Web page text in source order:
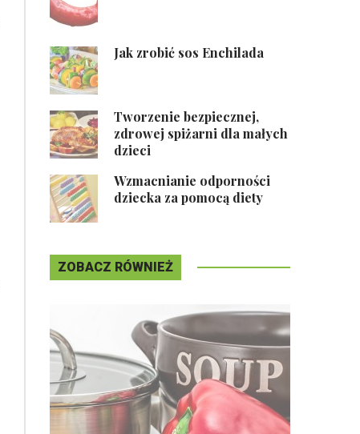
Jak zrobić sos Enchilada
Tworzenie bezpiecznej,
zdrowej spiżarni dla małych
dzieci
Wzmacnianie odporności
dziecka za pomocą diety
ZOBACZ RÓWNIEŻ